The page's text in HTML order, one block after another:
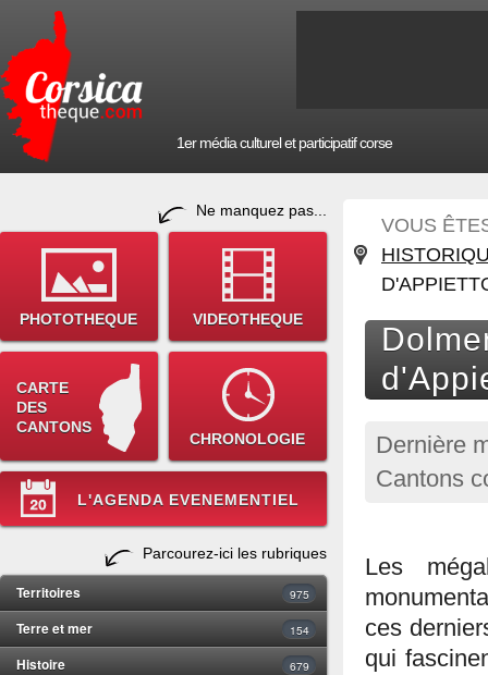
1er média culturel et participatif corse
Ne manquez pas...
PHOTOTHEQUE VIDEOTHEQUE
CARTE
DES
CANTONS
CHRONOLOGIE
L'AGENDA EVENEMENTIEL
Parcourez-ici les rubriques
Territoires 975
Terre et mer 154
Histoire 679
VOUS
Dernière
Cantons
Les
ces
qui